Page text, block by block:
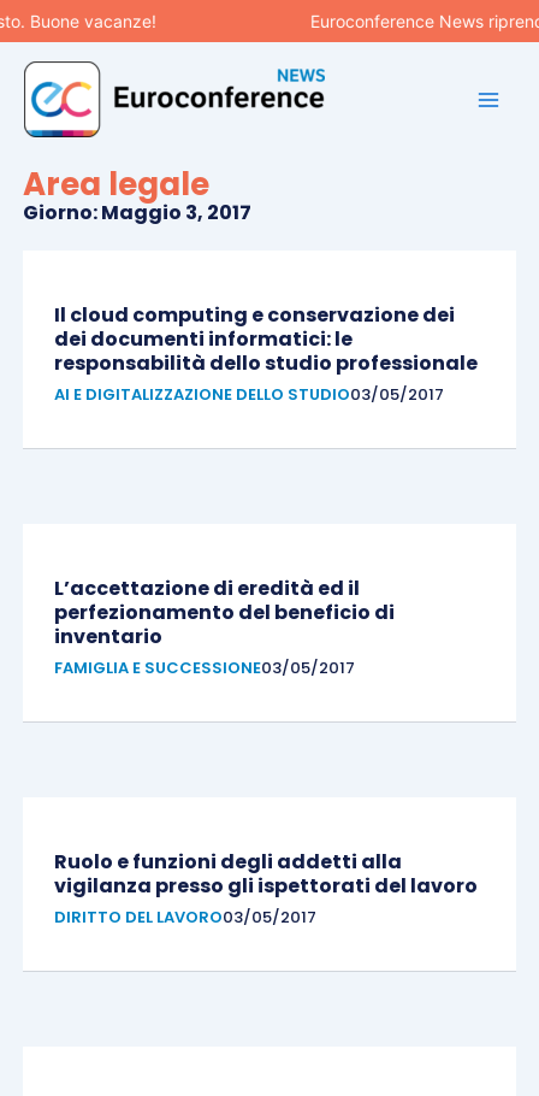
Vai
al
contenuto
Buone vacanze! Euroconference News
Area legale
Giorno: Maggio 3, 2017
Il cloud computing e conservazione dei
dei documenti informatici: le
responsabilità dello studio professionale
AI E DIGITALIZZAZIONE DELLO STUDIO03/05/2017
L’accettazione di eredità ed il
perfezionamento del beneficio di
inventario
FAMIGLIA E SUCCESSIONE03/05/2017
Ruolo e funzioni degli addetti alla
vigilanza presso gli ispettorati del lavoro
DIRITTO DEL LAVORO03/05/2017